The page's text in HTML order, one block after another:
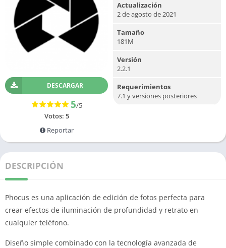
DESCARGAR
5/5
Votos: 5
Reportar
Actualización
2 de agosto de 2021
Tamaño
181M
Versión
2.2.1
Requerimientos
7.1 y versiones posteriores
DESCRIPCIÓN
Phocus es una aplicación de edición de fotos perfecta para
crear efectos de iluminación de profundidad y retrato en
cualquier teléfono.
Diseño simple combinado con la tecnología avanzada de